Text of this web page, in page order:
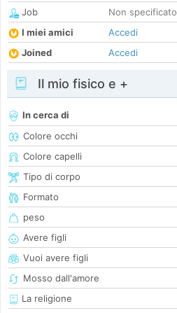
Job
Non specificato
I miei amici
Accedi
Joined
Accedi
Il mio fisico e +
In cerca di
Colore occhi
Colore capelli
Tipo di corpo
Formato
peso
Avere figli
Vuoi avere figli
Mosso dall'amore
La religione